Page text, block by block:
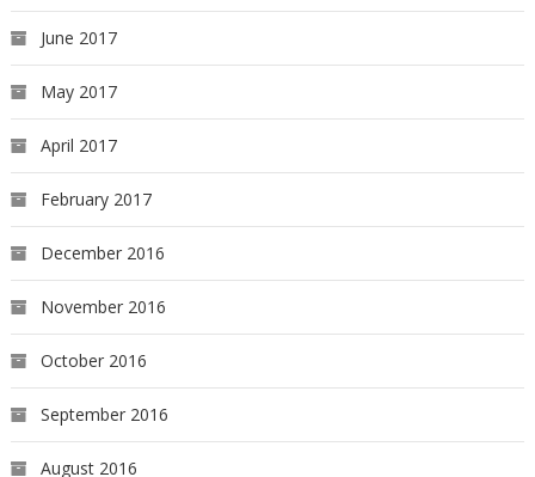
June 2017
May 2017
April 2017
February 2017
December 2016
November 2016
October 2016
September 2016
August 2016